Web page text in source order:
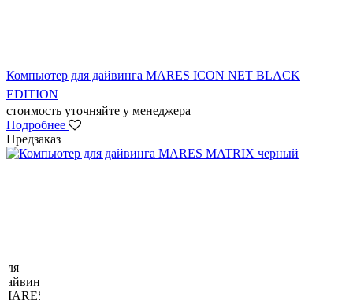
Компьютер для дайвинга MARES ICON NET BLACK
EDITION
стоимость уточняйте у менеджера
Подробнее
Предзаказ